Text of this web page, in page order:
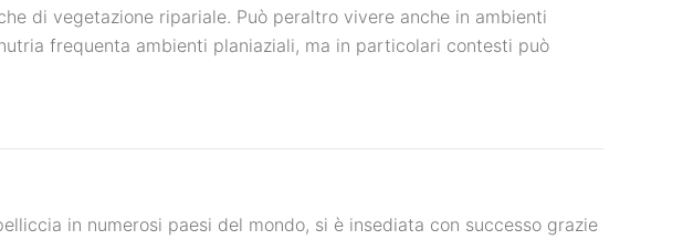
di vegetazione ripariale. Può peraltro vivere anche in ambienti
frequenta ambienti planiaziali, ma in particolari contesti può
in numerosi paesi del mondo, si è insediata con successo grazie